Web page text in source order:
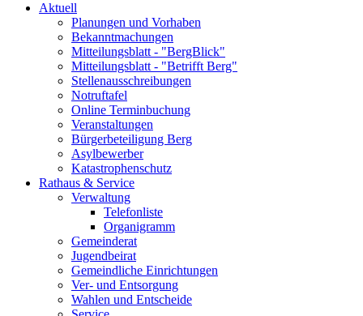
Aktuell
Planungen und Vorhaben
Bekanntmachungen
Mitteilungsblatt - "BergBlick"
Mitteilungsblatt - "Betrifft Berg"
Stellenausschreibungen
Notruftafel
Online Terminbuchung
Veranstaltungen
Bürgerbeteiligung Berg
Asylbewerber
Katastrophenschutz
Rathaus & Service
Verwaltung
Telefonliste
Organigramm
Gemeinderat
Jugendbeirat
Gemeindliche Einrichtungen
Ver- und Entsorgung
Wahlen und Entscheide